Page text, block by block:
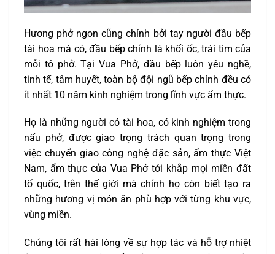
Hương phở ngon cũng chính bởi tay người đầu bếp
tài hoa mà có, đầu bếp chính là khối ốc, trái tim của
mỗi tô phở. Tại Vua Phở, đầu bếp luôn yêu nghề,
tinh tế, tâm huyết, toàn bộ đội ngũ bếp chính đều có
ít nhất 10 năm kinh nghiệm trong lĩnh vực ẩm thực.
Họ là những người có tài hoa, có kinh nghiệm trong
nấu phở, được giao trọng trách quan trọng trong
việc chuyển giao công nghệ đặc sản, ẩm thực Việt
Nam, ẩm thực của Vua Phở tới khắp mọi miền đất
tổ quốc, trên thế giới mà chính họ còn biết tạo ra
những hương vị món ăn phù hợp với từng khu vực,
vùng miền.
Chúng tôi rất hài lòng về sự hợp tác và hỗ trợ nhiệt